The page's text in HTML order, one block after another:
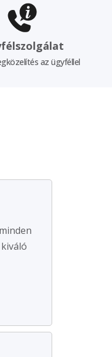
az ügyféllel